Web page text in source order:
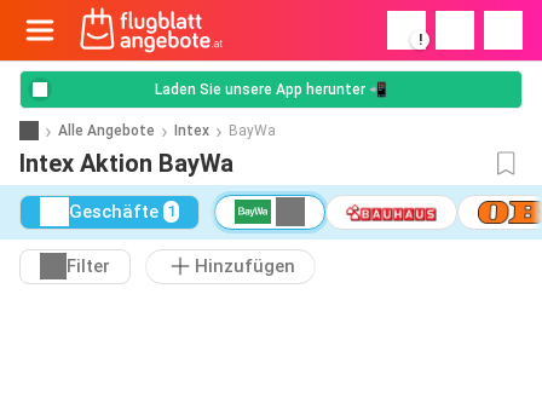
!
Laden Sie unsere App herunter 📲
Alle Angebote Intex BayWa
Intex Aktion BayWa
Geschäfte 1
Filter Hinzufügen